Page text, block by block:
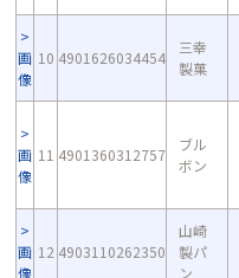
画
像
10 4901626034454
三幸
製菓
画
像
11 4901360312757
ブル
ボン
画
像
12 4903110262350
山崎
製パ
ン